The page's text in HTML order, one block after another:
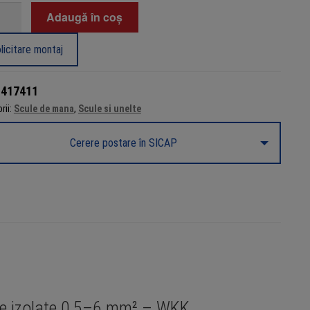
Adaugă în coș
montaj
417411
Scule de mana, Scule si unelte
Cerere postare în SICAP